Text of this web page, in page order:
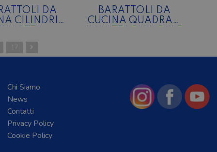
DA
CILINDRICI
BARATTOLI DA
CUCINA QUADRATI
17
Chi Siamo
News
Contatti
Privacy Policy
Cookie Policy